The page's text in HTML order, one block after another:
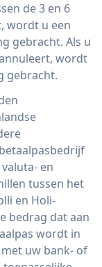
de 3 en 6
wordt u een
gebracht. Als u
wordt
gebracht.
en
tussen het
en Holi-
bedrag dat aan
wordt in
uw bank- of